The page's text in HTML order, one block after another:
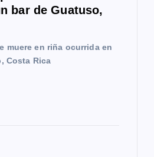
bar de Guatuso,
muere en riña ocurrida en
Costa Rica